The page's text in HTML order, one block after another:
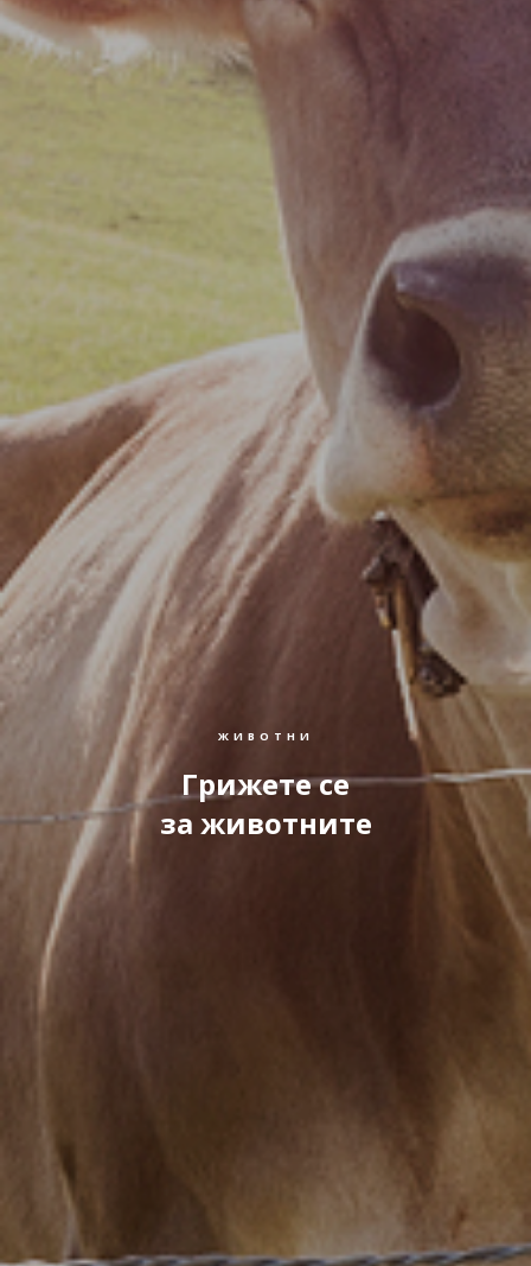
ЖИВОТНИ
Грижете се
за животните